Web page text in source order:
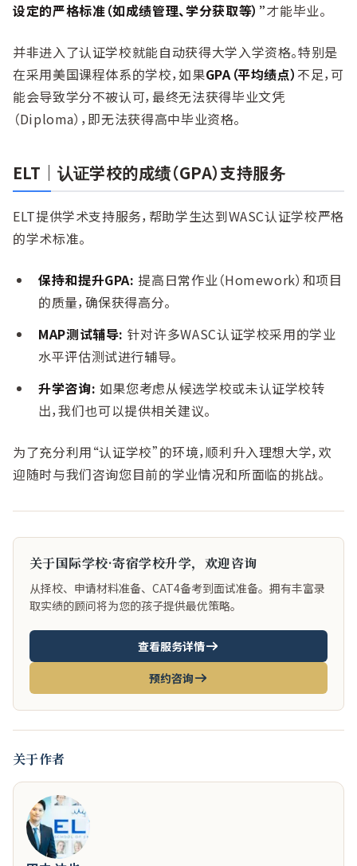
设定的严格标准（如成绩管理、学分获取等）”才能毕业。
并非进入了认证学校就能自动获得大学入学资格。特别是
在采用美国课程体系的学校，如果GPA（平均绩点） 不足，可
能会导致学分不被认可，最终无法获得毕业文凭
（Diploma），即无法获得高中毕业资格。
ELT｜认证学校的成绩（GPA）支持服务
ELT提供学术支持服务，帮助学生达到WASC认证学校严格
的学术标准。
保持和提升GPA: 提高日常作业（Homework）和项目
的质量，确保获得高分。
MAP测试辅导: 针对许多WASC认证学校采用的学业
水平评估测试进行辅导。
升学咨询: 如果您考虑从候选学校或未认证学校转
出，我们也可以提供相关建议。
为了充分利用“认证学校”的环境，顺利升入理想大学，欢
迎随时与我们咨询您目前的学业情况和所面临的挑战。
关于国际学校·寄宿学校升学，欢迎咨询
从择校、申请材料准备、CAT4备考到面试准备。拥有丰富录
取实绩的顾问将为您的孩子提供最优策略。
查看服务详情
预约咨询
关于作者